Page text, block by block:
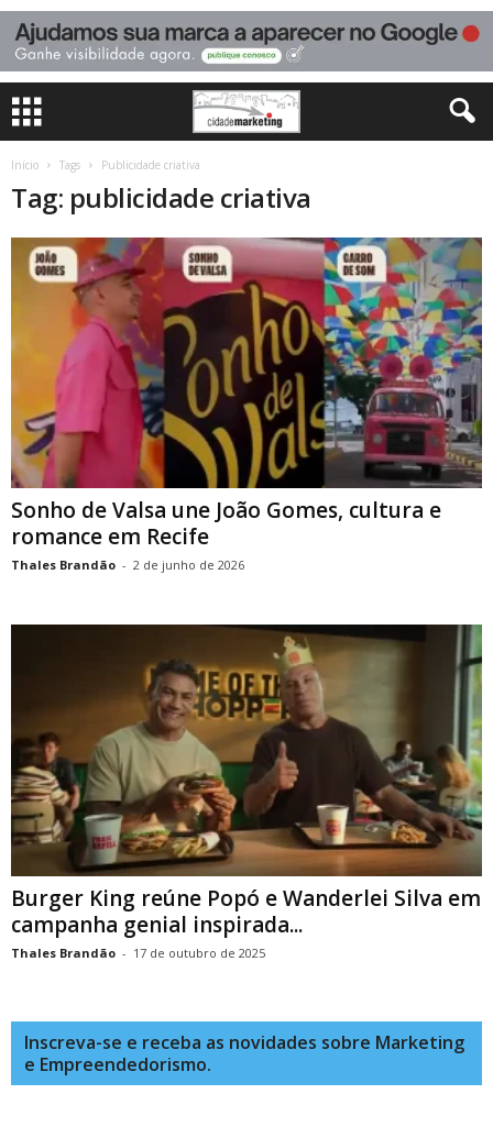
Início Tags Publicidade criativa
Tag: publicidade criativa
Sonho de Valsa une João Gomes, cultura e
romance em Recife
Thales Brandão - 2 de junho de 2026
Burger King reúne Popó e Wanderlei Silva em
campanha genial inspirada...
Thales Brandão - 17 de outubro de 2025
Inscreva-se e receba as novidades sobre Marketing
e Empreendedorismo.